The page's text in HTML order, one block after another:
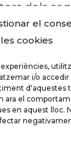
el
cookies
i/o accedir
d'aquestes
ara el
en aquest lloc.
dels
Música.